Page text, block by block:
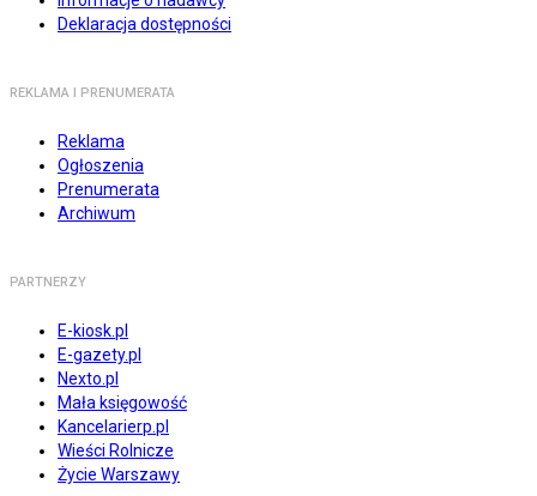
Deklaracja dostępności
REKLAMA I PRENUMERATA
Reklama
Ogłoszenia
Prenumerata
Archiwum
PARTNERZY
E-kiosk.pl
E-gazety.pl
Nexto.pl
Mała księgowość
Kancelarierp.pl
Wieści Rolnicze
Życie Warszawy